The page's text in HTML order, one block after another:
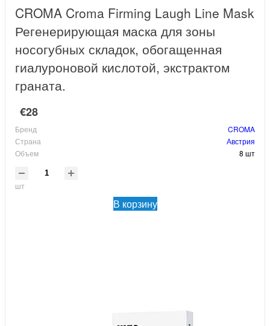
CROMA Croma Firming Laugh Line Mask
Регенерирующая маска для зоны
носогубных складок, обогащенная
гиалуроновой кислотой, экстрактом
граната.
€28
Бренд
CROMA
Страна
Австрия
Объем
8 шт
шт
В корзину